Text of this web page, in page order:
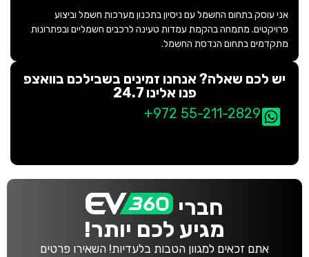
אני עוסק בתחום החשמל עם ניסיון בתכנון מערכות חשמל וביצוע
פרויקטים. מתמחה בהקמת עמדות טעינה לרכבים חשמליים ובפתרונות
מתקדמים בתחום הנדסת החשמל.
יש לכם שאלה? אנחנו זמינים בשבילכם בוואצפ
פנו אלינו 24.7
+972 55-211-2829
חברי
מגיע לכם יותר!
אתם זכאים למגוון הטבות בלעדיות! השאירו פרטים